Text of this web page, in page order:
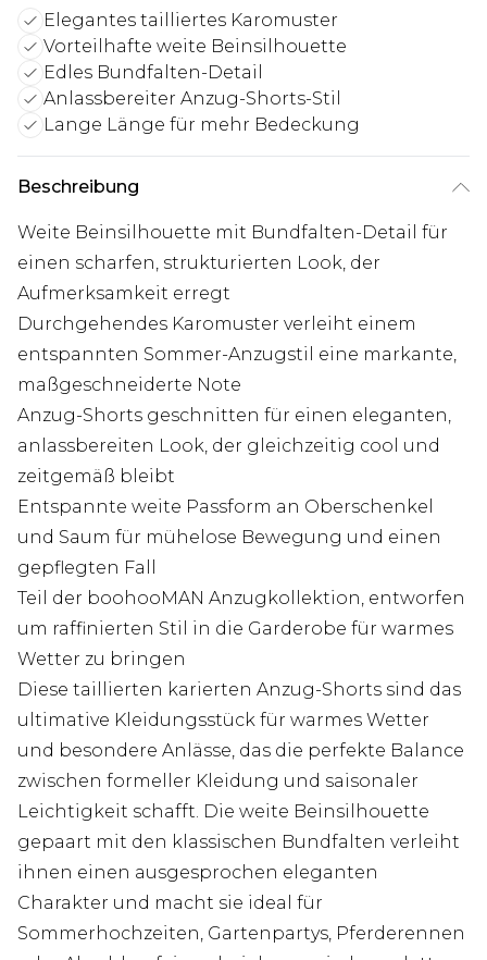
Elegantes tailliertes Karomuster
Vorteilhafte weite Beinsilhouette
Edles Bundfalten-Detail
Anlassbereiter Anzug-Shorts-Stil
Lange Länge für mehr Bedeckung
Beschreibung
Weite Beinsilhouette mit Bundfalten-Detail für
einen scharfen, strukturierten Look, der
Aufmerksamkeit erregt
Durchgehendes Karomuster verleiht einem
entspannten Sommer-Anzugstil eine markante,
maßgeschneiderte Note
Anzug-Shorts geschnitten für einen eleganten,
anlassbereiten Look, der gleichzeitig cool und
zeitgemäß bleibt
Entspannte weite Passform an Oberschenkel
und Saum für mühelose Bewegung und einen
gepflegten Fall
Teil der boohooMAN Anzugkollektion, entworfen
um raffinierten Stil in die Garderobe für warmes
Wetter zu bringen
Diese taillierten karierten Anzug-Shorts sind das
ultimative Kleidungsstück für warmes Wetter
und besondere Anlässe, das die perfekte Balance
zwischen formeller Kleidung und saisonaler
Leichtigkeit schafft. Die weite Beinsilhouette
gepaart mit den klassischen Bundfalten verleiht
ihnen einen ausgesprochen eleganten
Charakter und macht sie ideal für
Sommerhochzeiten, Gartenpartys, Pferderennen